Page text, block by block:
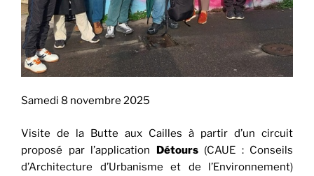
Samedi 8 novembre 2025
Visite de la Butte aux Cailles à partir d’un circuit
proposé par l’application Détours (CAUE : Conseils
d’Architecture d’Urbanisme et de l’Environnement)